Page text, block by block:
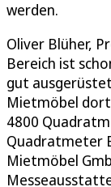
werden.
Oliver Blüher,
Bereich ist
gut
Mietmöbel
4800
Quadratmeter
Mietmöbel